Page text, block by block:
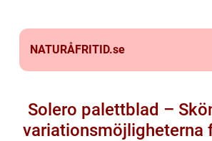
NATURÅFRITID.se
Solero palettblad –
variationsmöjligheterna